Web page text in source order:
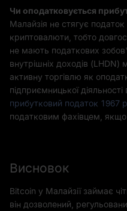
Чи оподатковується
Малайзія не стягує податок
криптовалюти, тобто
не мають податкових
внутрішніх доходів (LHDN)
активну торгівлю як
підприємницької діяльності
прибутковий податок 1967
податковим фахівцем,
Висновок
Bitcoin у Малайзії займає
він дозволений,